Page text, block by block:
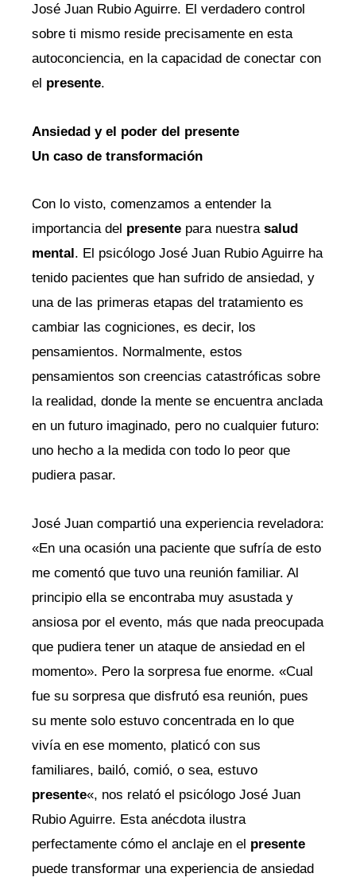
José Juan Rubio Aguirre. El verdadero control
sobre ti mismo reside precisamente en esta
autoconciencia, en la capacidad de conectar con
el presente.
Ansiedad y el poder del presente
Un caso de transformación
Con lo visto, comenzamos a entender la
importancia del presente para nuestra salud
mental . El psicólogo José Juan Rubio Aguirre ha
tenido pacientes que han sufrido de ansiedad, y
una de las primeras etapas del tratamiento es
cambiar las cogniciones, es decir, los
pensamientos. Normalmente, estos
pensamientos son creencias catastróficas sobre
la realidad, donde la mente se encuentra anclada
en un futuro imaginado, pero no cualquier futuro:
uno hecho a la medida con todo lo peor que
pudiera pasar.
José Juan compartió una experiencia reveladora:
«En una ocasión una paciente que sufría de esto
me comentó que tuvo una reunión familiar. Al
principio ella se encontraba muy asustada y
ansiosa por el evento, más que nada preocupada
que pudiera tener un ataque de ansiedad en el
momento». Pero la sorpresa fue enorme. «Cual
fue su sorpresa que disfrutó esa reunión, pues
su mente solo estuvo concentrada en lo que
vivía en ese momento, platicó con sus
familiares, bailó, comió, o sea, estuvo
presente«, nos relató el psicólogo José Juan
Rubio Aguirre. Esta anécdota ilustra
perfectamente cómo el anclaje en el presente
puede transformar una experiencia de ansiedad